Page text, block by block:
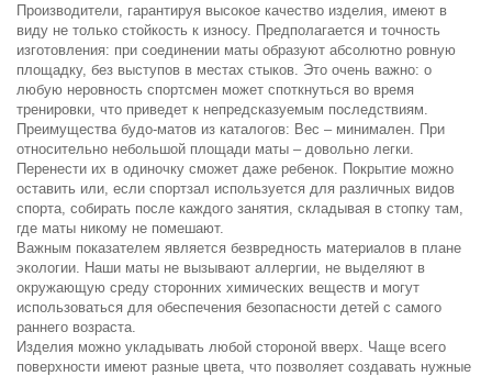
Производители, гарантируя высокое качество изделия, имеют в
виду не только стойкость к износу. Предполагается и точность
изготовления: при соединении маты образуют абсолютно ровную
площадку, без выступов в местах стыков. Это очень важно: о
любую неровность спортсмен может споткнуться во время
тренировки, что приведет к непредсказуемым последствиям.
Преимущества будо-матов из каталогов: Вес – минимален. При
относительно небольшой площади маты – довольно легки.
Перенести их в одиночку сможет даже ребенок. Покрытие можно
оставить или, если спортзал используется для различных видов
спорта, собирать после каждого занятия, складывая в стопку там,
где маты никому не помешают.
Важным показателем является безвредность материалов в плане
экологии. Наши маты не вызывают аллергии, не выделяют в
окружающую среду сторонних химических веществ и могут
использоваться для обеспечения безопасности детей с самого
раннего возраста.
Изделия можно укладывать любой стороной вверх. Чаще всего
поверхности имеют разные цвета, что позволяет создавать нужные